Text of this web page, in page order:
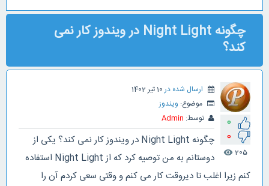
چگونه Night Light در ویندوز کار نمی
کند؟
0
0
205
visibility
ارسال شده در 10 تیر 1402
موضوع: ویندوز
توسط: Admin
چگونه Night Light در ویندوز کار نمی کند؟ یکی از
دوستانم به من توصیه کرد که از Night Light استفاده
کنم زیرا اغلب تا دیروقت کار می کنم و وقتی سعی کردم آن را